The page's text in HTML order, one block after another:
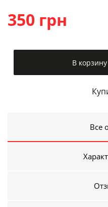
350 грн
В корзину
Все